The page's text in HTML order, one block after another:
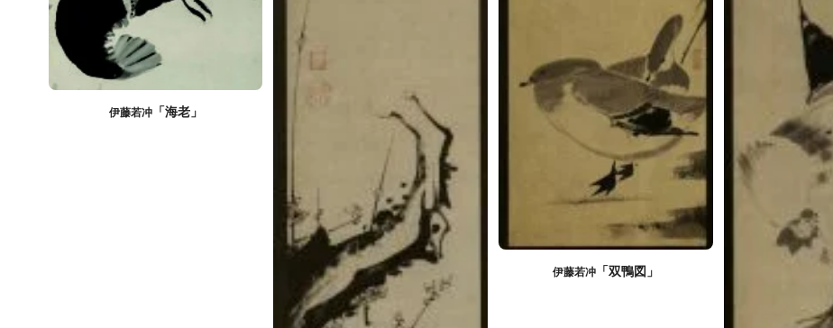
伊藤若冲「海老」
伊藤若冲「双鴨図」